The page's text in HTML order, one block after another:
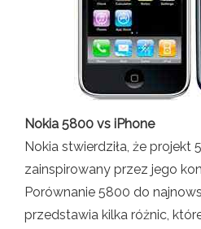
Nokia 5800 vs iPhone
Nokia stwierdziła, że ​​projekt
zainspirowany przez jego
Porównanie 5800 do
przedstawia kilka różnic,